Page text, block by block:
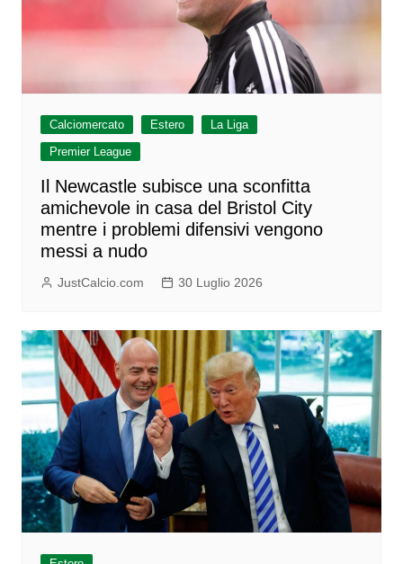
Calciomercato Estero
La Liga
Premier League
Il Newcastle subisce una sconfitta
amichevole in casa del Bristol City
mentre i problemi difensivi vengono
messi a nudo
JustCalcio.com 30 Luglio 2026